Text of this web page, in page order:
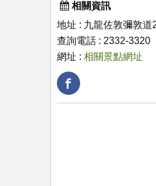
相關資訊
地址 : 九龍佐敦彌敦
查詢電話 : 2332-3320
網址 : 相關景點網址